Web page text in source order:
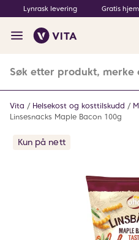
Lynrask levering Gratis
Vita Helsekost og kosttilskudd
Linsesnacks Maple Bacon 100g
Kun på nett